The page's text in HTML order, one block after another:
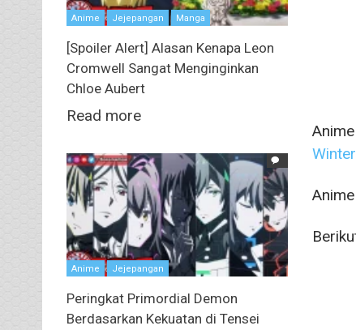
Anime
Anime
Anime Jejepangan Manga
[Spoiler Alert] Alasan Kenapa Leon
Cromwell Sangat Menginginkan
Chloe Aubert
Read more
Anime Jejepangan
Peringkat Primordial Demon
Berdasarkan Kekuatan di Tensei